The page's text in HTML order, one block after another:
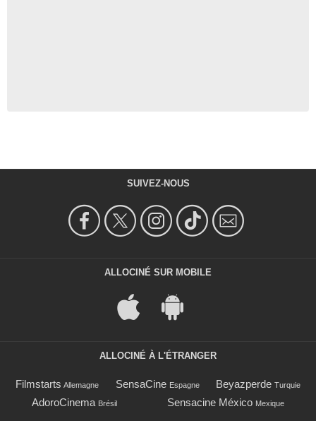
SUIVEZ-NOUS
ALLOCINÉ SUR MOBILE
ALLOCINÉ À L'ÉTRANGER
Filmstarts Allemagne SensaCine Espagne Beyazperde Turquie
AdoroCinema Brésil Sensacine México Mexique